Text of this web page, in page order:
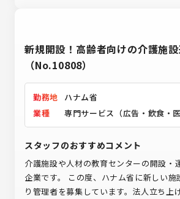
新規開設！高齢者向けの介護施
（No.10808）
勤務地
ハナム省
業種
専門サービス（広告・飲食・
他）
スタッフのおすすめコメント
介護施設や人材の教育センターの開設・
企業です。 この度、ハナム省に新しい施
り管理者を募集しています。法人立ち上